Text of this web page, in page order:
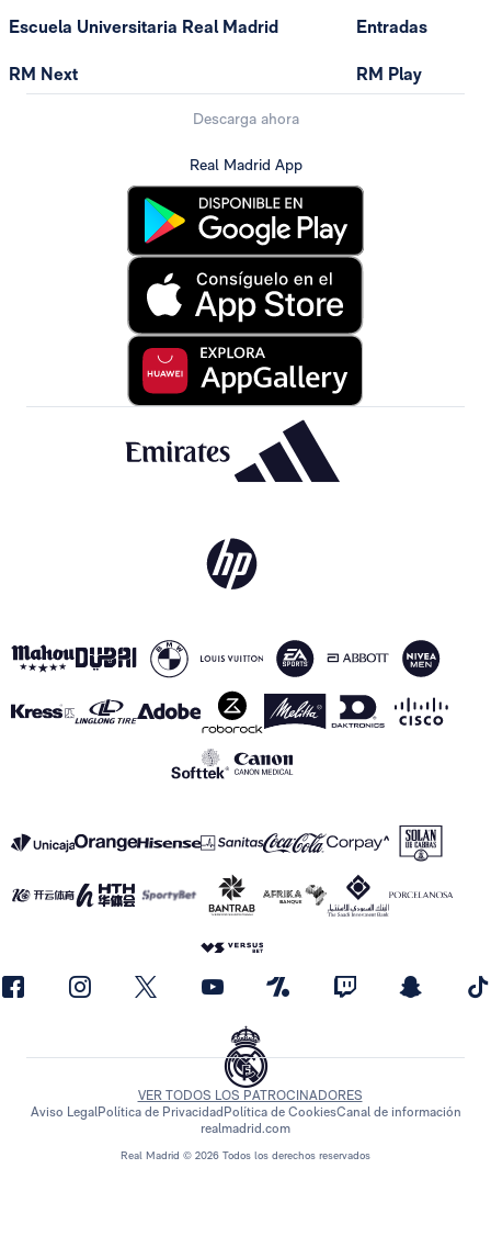
Escuela Universitaria Real Madrid
RM Next
Entradas
RM Play
Descarga ahora
Real Madrid App
Real Madrid © 2026 Todos los derechos reservados
VER TODOS LOS PATROCINADORES
Aviso LegalPolítica de Privacidad Política de CookiesCanal de información
realmadrid.com